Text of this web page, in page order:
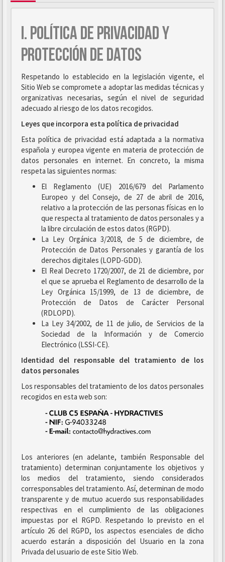
I. POLÍTICA DE PRIVACIDAD Y
PROTECCIÓN DE DATOS
Respetando lo establecido en la legislación vigente, el
Sitio Web se compromete a adoptar las medidas técnicas y
organizativas necesarias, según el nivel de seguridad
adecuado al riesgo de los datos recogidos.
Leyes que incorpora esta política de privacidad
Esta política de privacidad está adaptada a la normativa
española y europea vigente en materia de protección de
datos personales en internet. En concreto, la misma
respeta las siguientes normas:
El Reglamento (UE) 2016/679 del Parlamento
Europeo y del Consejo, de 27 de abril de 2016,
relativo a la protección de las personas físicas en lo
que respecta al tratamiento de datos personales y a
la libre circulación de estos datos (RGPD).
La Ley Orgánica 3/2018, de 5 de diciembre, de
Protección de Datos Personales y garantía de los
derechos digitales (LOPD-GDD).
El Real Decreto 1720/2007, de 21 de diciembre, por
el que se aprueba el Reglamento de desarrollo de la
Ley Orgánica 15/1999, de 13 de diciembre, de
Protección de Datos de Carácter Personal
(RDLOPD).
La Ley 34/2002, de 11 de julio, de Servicios de la
Sociedad de la Información y de Comercio
Electrónico (LSSI-CE).
Identidad del responsable del tratamiento de los
datos personales
Los responsables del tratamiento de los datos personales
recogidos en esta web son:
Los anteriores (en adelante, también Responsable del
tratamiento) determinan conjuntamente los objetivos y
los medios del tratamiento, siendo considerados
corresponsables del tratamiento. Así, determinan de modo
transparente y de mutuo acuerdo sus responsabilidades
respectivas en el cumplimiento de las obligaciones
impuestas por el RGPD. Respetando lo previsto en el
artículo 26 del RGPD, los aspectos esenciales de dicho
acuerdo estarán a disposición del Usuario en la zona
Privada del usuario de este Sitio Web.